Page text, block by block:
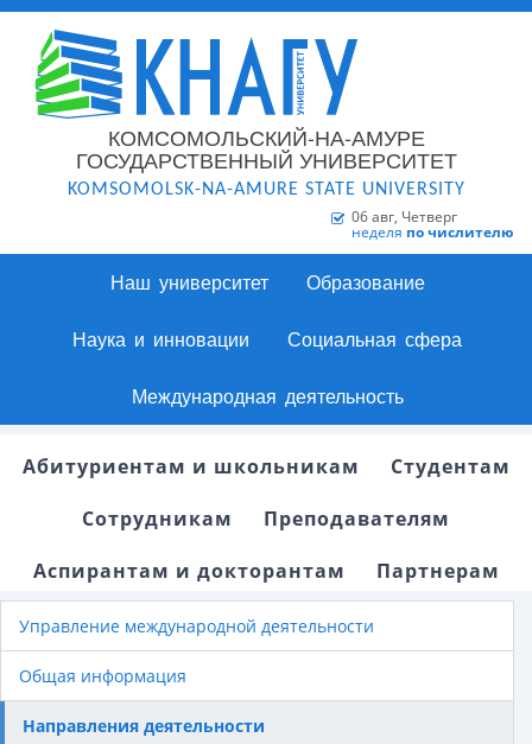
КОМСОМОЛЬСКИЙ-НА-АМУРЕ
ГОСУДАРСТВЕННЫЙ УНИВЕРСИТЕТ
KOMSOMOLSK-NA-AMURE STATE UNIVERSITY
06 авг, Четверг
неделя по числителю
Наш университет Образование
Наука и инновации Социальная сфера
Международная деятельность
Абитуриентам и школьникам
Студентам
Сотрудникам
Преподавателям
Аспирантам и докторантам
Партнерам
Управление международной деятельности
Общая информация
Направления деятельности